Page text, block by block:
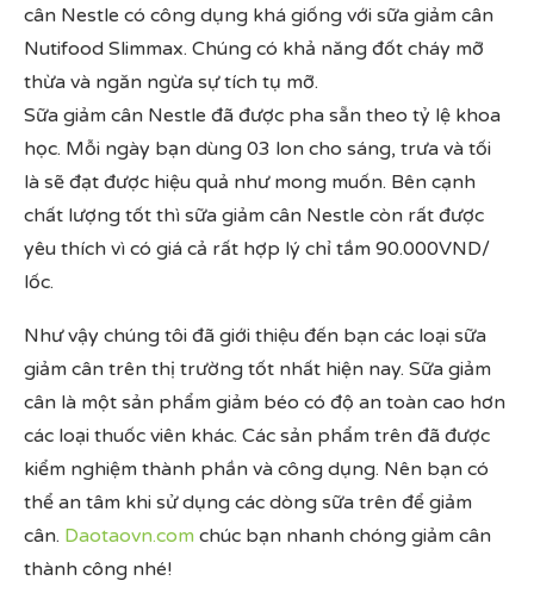
cân Nestle có công dụng khá giống với sữa giảm cân
Nutifood Slimmax. Chúng có khả năng đốt cháy mỡ
thừa và ngăn ngừa sự tích tụ mỡ.
Sữa giảm cân Nestle đã được pha sẵn theo tỷ lệ khoa
học. Mỗi ngày bạn dùng 03 lon cho sáng, trưa và tối
là sẽ đạt được hiệu quả như mong muốn. Bên cạnh
chất lượng tốt thì sữa giảm cân Nestle còn rất được
yêu thích vì có giá cả rất hợp lý chỉ tầm 90.000VND/
lốc.
Như vậy chúng tôi đã giới thiệu đến bạn các loại sữa
giảm cân trên thị trường tốt nhất hiện nay. Sữa giảm
cân là một sản phẩm giảm béo có độ an toàn cao hơn
các loại thuốc viên khác. Các sản phẩm trên đã được
kiểm nghiệm thành phần và công dụng. Nên bạn có
thể an tâm khi sử dụng các dòng sữa trên để giảm
cân. Daotaovn.com chúc bạn nhanh chóng giảm cân
thành công nhé!